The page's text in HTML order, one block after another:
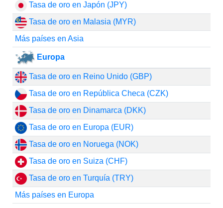
Tasa de oro en Japón (JPY)
Tasa de oro en Malasia (MYR)
Más países en Asia
Europa
Tasa de oro en Reino Unido (GBP)
Tasa de oro en República Checa (CZK)
Tasa de oro en Dinamarca (DKK)
Tasa de oro en Europa (EUR)
Tasa de oro en Noruega (NOK)
Tasa de oro en Suiza (CHF)
Tasa de oro en Turquía (TRY)
Más países en Europa